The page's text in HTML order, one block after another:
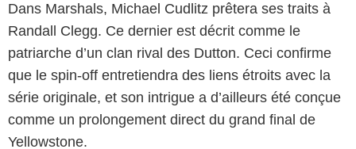
Dans Marshals, Michael Cudlitz prêtera ses traits à
Randall Clegg. Ce dernier est décrit comme le
patriarche d’un clan rival des Dutton. Ceci confirme
que le spin-off entretiendra des liens étroits avec la
série originale, et son intrigue a d’ailleurs été conçue
comme un prolongement direct du grand final de
Yellowstone.